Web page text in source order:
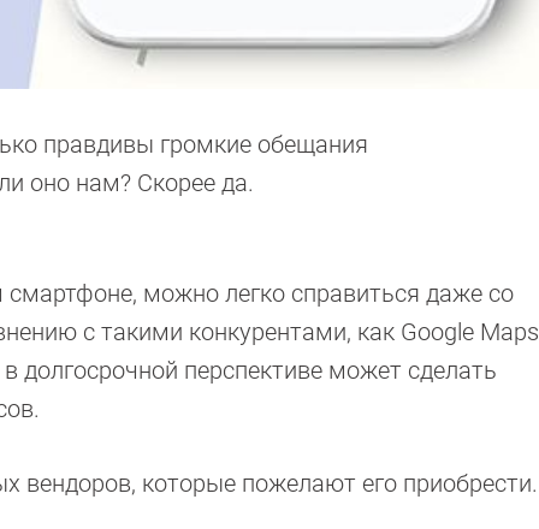
правдивы громкие обещания
оно нам? Скорее да.
можно легко справиться даже со
с такими конкурентами, как Google Maps
долгосрочной перспективе может сделать
вендоров, которые пожелают его приобрести.